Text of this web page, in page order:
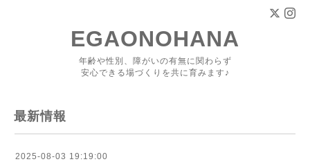
EGAONOHANA
年齢や性別、障がいの有無に関わらず
安心できる場づくりを共に育みます♪
最新情報
2025-08-03 19:19:00